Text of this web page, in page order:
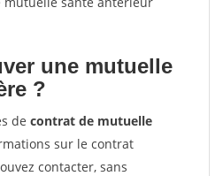
une mutuelle
?
de contrat de mutuelle
sur le contrat
contacter, sans